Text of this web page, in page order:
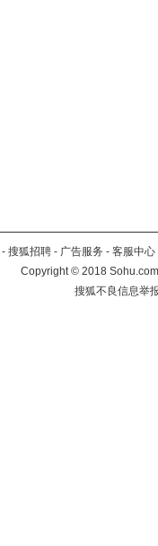
- 搜狐招聘 - 广告服务 - 客服中心
Copyright©2018
搜狐不良信息举